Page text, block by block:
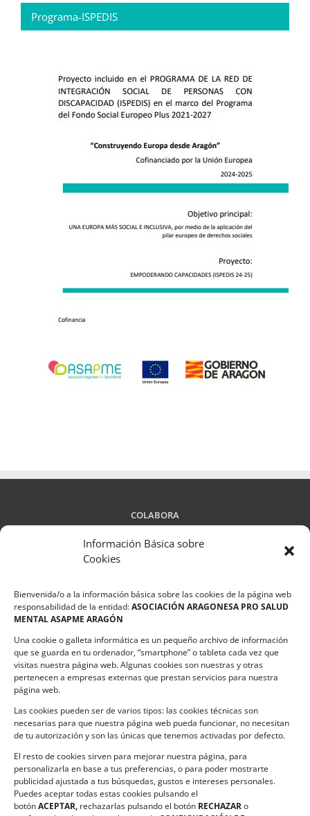
Información Básica sobre
Cookies
Bienvenida/o a la información básica sobre las cookies de la página web
responsabilidad de la entidad:ASOCIACIÓN ARAGONESA PRO SALUD
MENTAL ASAPME ARAGÓN
Una cookie o galleta informática es un pequeño archivo de información
que se guarda en tu ordenador, “smartphone” o tableta cada vez que
visitas nuestra página web. Algunas cookies son nuestras y otras
pertenecen a empresas externas que prestan servicios para nuestra
página web.
Las cookies pueden ser de varios tipos: las cookies técnicas son
necesarias para que nuestra página web pueda funcionar, no necesitan
de tu autorización y son las únicas que tenemos activadas por defecto.
El resto de cookies sirven para mejorar nuestra página, para
personalizarla en base a tus preferencias, o para poder mostrarte
publicidad ajustada a tus búsquedas, gustos e intereses personales.
Puedes aceptar todas estas cookies pulsando el
botónACEPTAR, rechazarlas pulsando el botón RECHAZARo
Programa-ISPEDIS
COLABORA
Política de privacidad
Compromiso de Protección de Datos
Política de Cookies
CONTACTO
C/ Ciudadela s/n. Parque Delicias.
50017 Zaragoza
Teléfono:
976 532 499
Email:asapme@asapme.org